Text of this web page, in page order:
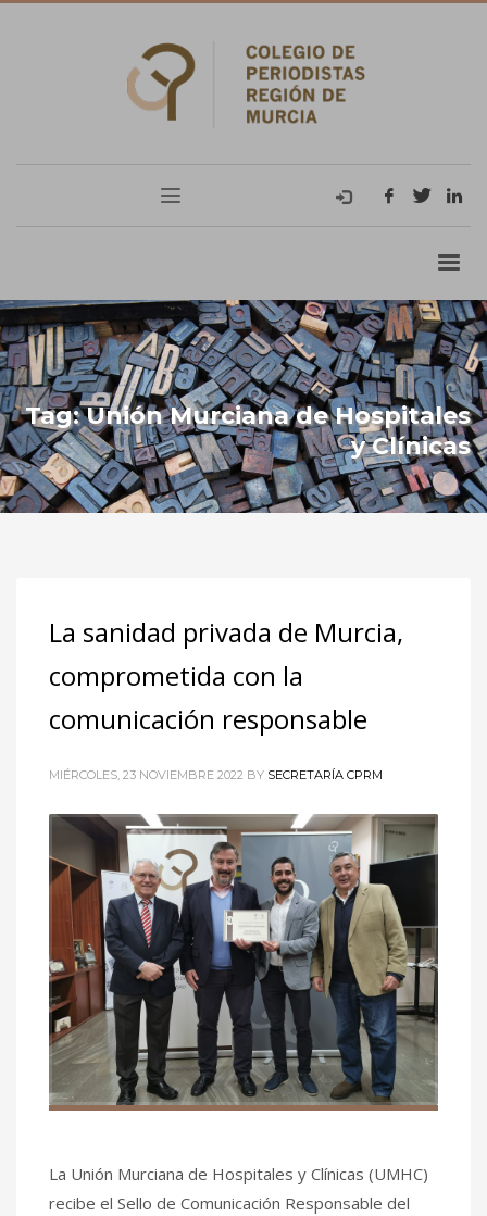
Tag: Unión Murciana de Hospitales
y Clínicas
La sanidad privada de Murcia,
comprometida con la
comunicación responsable
MIÉRCOLES, 23 NOVIEMBRE 2022 BY SECRETARÍA CPRM
La Unión Murciana de Hospitales y Clínicas (UMHC)
recibe el Sello de Comunicación Responsable del